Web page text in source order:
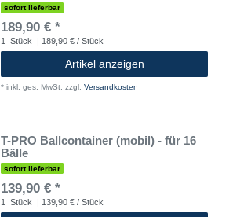
sofort lieferbar
189,90 € *
1 Stück | 189,90 € / Stück
Artikel anzeigen
* inkl. ges. MwSt. zzgl. Versandkosten
T-PRO Ballcontainer (mobil) - für 16
Bälle
sofort lieferbar
139,90 € *
1 Stück | 139,90 € / Stück